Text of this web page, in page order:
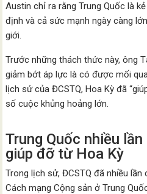
Austin chỉ ra rằng Trung Quốc là
định và cả sức mạnh ngày càng
giới.
Trước những thách thức này, ông
giảm bớt áp lực là có được mối
lịch sử của ĐCSTQ, Hoa Kỳ đã
số cuộc khủng hoảng lớn.
Trung Quốc nhiều
giúp đỡ từ Hoa Kỳ
Trong lịch sử, ĐCSTQ đã nhiều
Cách mạng Cộng sản ở Trung